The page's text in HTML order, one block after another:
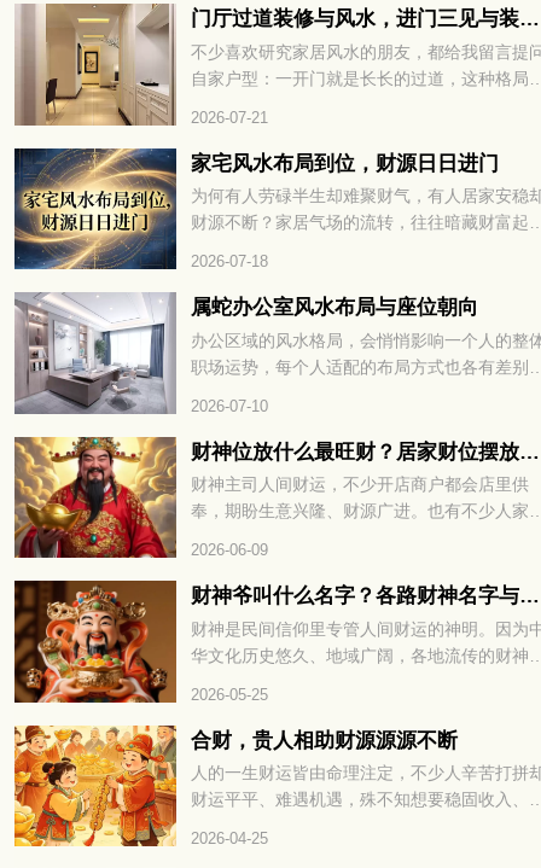
累。民间老辈常讲，生肖蛇里藏着 “苦命蛇”，
多和降生的时节息息相关，很多人到中年才恍
大悟。什么蛇是苦命蛇，出生在这几月最劳碌
到底是哪几个月份，看完下文你就一清二楚了
门厅过道装修与风水，进门三见与装修避坑指南
不少喜欢研究家居风水的朋友，都给我留言提
自家户型：一开门就是长长的过道，这种格局
帘来调整气场？今天就顺着大家关心的这点，
聊入户过道的装修搭配和相关风水讲究。
2026-07-21
家宅风水布局到位，财源日日进门
为何有人劳碌半生却难聚财气，有人居家安稳
财源不断？家居气场的流转，往往暗藏财富起
节，错失聚财良机。找准方位理顺气场，才能
福运与财气常驻家门，家宅风水布局到位，财
日日进门。想知道具体如何打造招财旺运的居
格局，不妨继续往下细看。
2026-07-18
属蛇办公室风水布局与座位朝向
办公区域的风水格局，会悄悄影响一个人的整
职场运势，每个人适配的布局方式也各有差别
气场。那生肖属蛇的朋友，办公座位适合朝哪
方向，整体空间该怎么布置？下面一起来看看
2026-07-10
财神位放什么最旺财？居家财位摆放技巧分享
财神主司人间财运，不少开店商户都会店里供
奉，期盼生意兴隆、财源广进。也有不少人家
2026-06-09
财神爷叫什么名字？各路财神名字与来历大全
财神是民间信仰里专管人间财运的神明。因为
华文化历史悠久、地域广阔，各地流传的财神
来历与寓意。
2026-05-25
合财，贵人相助财源源源不断
人的一生财运皆由命理注定，不少人辛苦打拼
财运平平、难遇机遇，殊不知想要稳固收入、
2026-04-25